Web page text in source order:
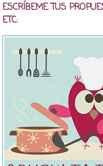
ESCRÍBEME TUS
ETC: